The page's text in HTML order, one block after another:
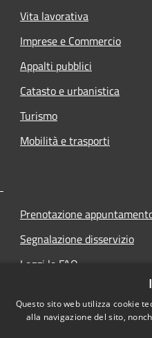
Vita lavorativa
Imprese e Commercio
Appalti pubblici
Catasto e urbanistica
Turismo
Mobilità e trasporti
Prenotazione
Segnalazione disservizio
Leggi le FAQ
Questo sito web utilizza cookie
alla navigazione del sito,